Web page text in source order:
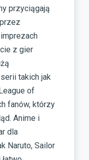
przyciągają
z gier
takich jak
of
fanów, którzy
Anime i
dla
Naruto, Sailor